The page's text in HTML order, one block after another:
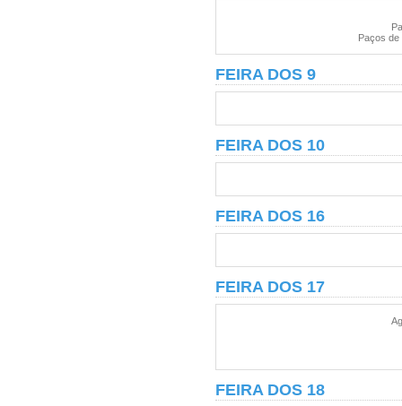
Paços de
FEIRA DOS 9
FEIRA DOS 10
FEIRA DOS 16
FEIRA DOS 17
FEIRA DOS 18